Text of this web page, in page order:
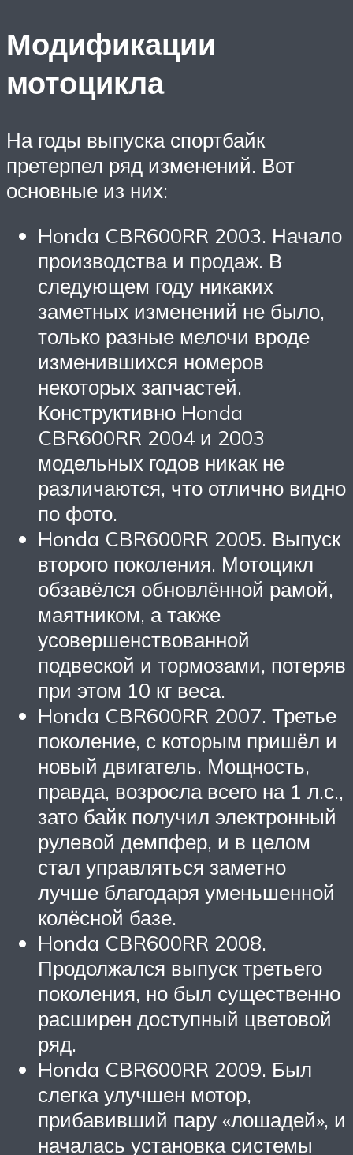
Модификации
мотоцикла
На годы выпуска спортбайк
претерпел ряд изменений. Вот
основные из них:
Honda CBR600RR 2003. Начало
производства и продаж. В
следующем году никаких
заметных изменений не было,
только разные мелочи вроде
изменившихся номеров
некоторых запчастей.
Конструктивно Honda
CBR600RR 2004 и 2003
модельных годов никак не
различаются, что отлично видно
по фото.
Honda CBR600RR 2005. Выпуск
второго поколения. Мотоцикл
обзавёлся обновлённой рамой,
маятником, а также
усовершенствованной
подвеской и тормозами, потеряв
при этом 10 кг веса.
Honda CBR600RR 2007. Третье
поколение, с которым пришёл и
новый двигатель. Мощность,
правда, возросла всего на 1 л.с.,
зато байк получил электронный
рулевой демпфер, и в целом
стал управляться заметно
лучше благодаря уменьшенной
колёсной базе.
Honda CBR600RR 2008.
Продолжался выпуск третьего
поколения, но был существенно
расширен доступный цветовой
ряд.
Honda CBR600RR 2009. Был
слегка улучшен мотор,
прибавивший пару «лошадей», и
началась установка системы